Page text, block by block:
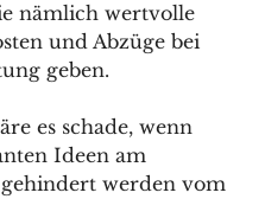
nämlich wertvolle
und Abzüge bei
geben.
es schade, wenn
Ideen am
gehindert werden vom